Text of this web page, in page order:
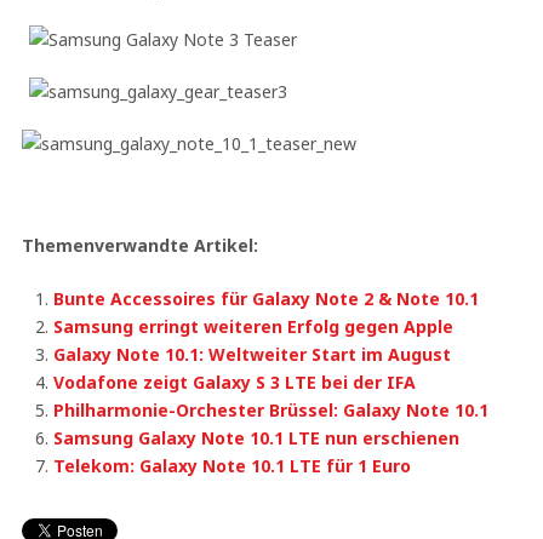
Themenverwandte Artikel:
Bunte Accessoires für Galaxy Note 2 & Note 10.1
Samsung erringt weiteren Erfolg gegen Apple
Galaxy Note 10.1: Weltweiter Start im August
Vodafone zeigt Galaxy S 3 LTE bei der IFA
Philharmonie-Orchester Brüssel: Galaxy Note 10.1
Samsung Galaxy Note 10.1 LTE nun erschienen
Telekom: Galaxy Note 10.1 LTE für 1 Euro